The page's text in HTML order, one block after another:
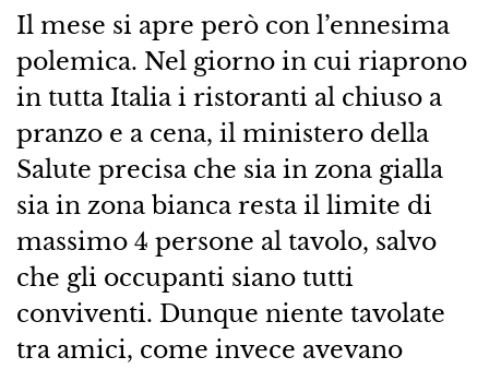
Il mese si apre però con l’ennesima
polemica. Nel giorno in cui riaprono
in tutta Italia i ristoranti al chiuso a
pranzo e a cena, il ministero della
Salute precisa che sia in zona gialla
sia in zona bianca resta il limite di
massimo 4 persone al tavolo, salvo
che gli occupanti siano tutti
conviventi. Dunque niente tavolate
tra amici, come invece avevano